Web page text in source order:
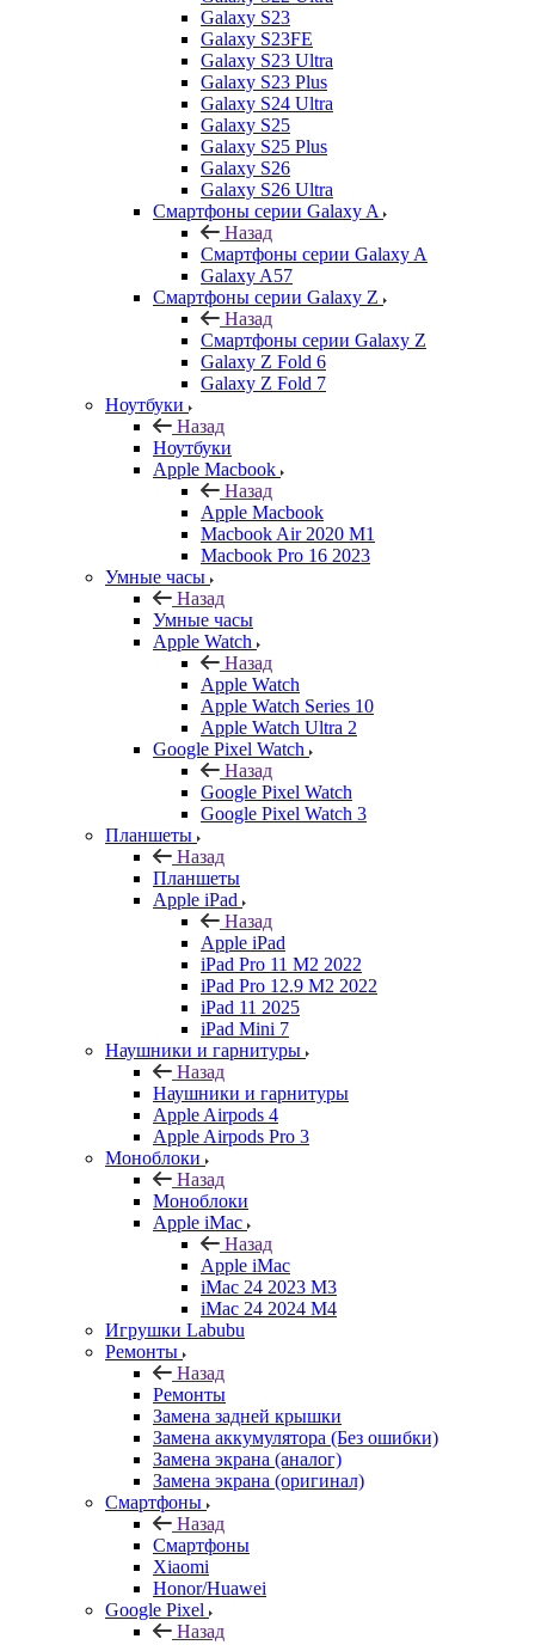
Galaxy S23
Galaxy S23FE
Galaxy S23 Ultra
Galaxy S23 Plus
Galaxy S24 Ultra
Galaxy S25
Galaxy S25 Plus
Galaxy S26
Galaxy S26 Ultra
Смартфоны серии Galaxy A
Назад
Смартфоны серии Galaxy A
Galaxy A57
Смартфоны серии Galaxy Z
Назад
Смартфоны серии Galaxy Z
Galaxy Z Fold 6
Galaxy Z Fold 7
Ноутбуки
Назад
Ноутбуки
Apple Macbook
Назад
Apple Macbook
Macbook Air 2020 M1
Macbook Pro 16 2023
Умные часы
Назад
Умные часы
Apple Watch
Назад
Apple Watch
Apple Watch Series 10
Apple Watch Ultra 2
Google Pixel Watch
Назад
Google Pixel Watch
Google Pixel Watch 3
Планшеты
Назад
Планшеты
Apple iPad
Назад
Apple iPad
iPad Pro 11 M2 2022
iPad Pro 12.9 M2 2022
iPad 11 2025
iPad Mini 7
Наушники и гарнитуры
Назад
Наушники и гарнитуры
Apple Airpods 4
Apple Airpods Pro 3
Моноблоки
Назад
Моноблоки
Apple iMac
Назад
Apple iMac
iMac 24 2023 M3
iMac 24 2024 M4
Игрушки Labubu
Ремонты
Назад
Ремонты
Замена задней крышки
Замена аккумулятора (Без ошибки)
Замена экрана (аналог)
Замена экрана (оригинал)
Смартфоны
Назад
Смартфоны
Xiaomi
Honor/Huawei
Google Pixel
Назад